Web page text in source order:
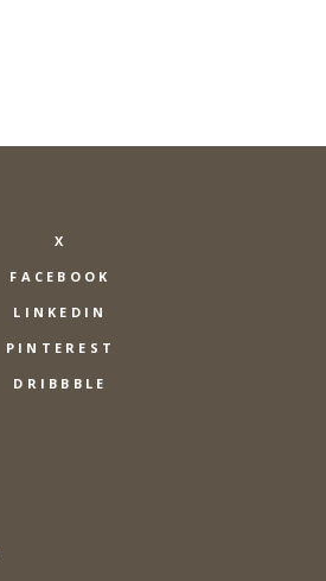
X
FACEBOOK
LINKEDIN
PINTEREST
DRIBBBLE